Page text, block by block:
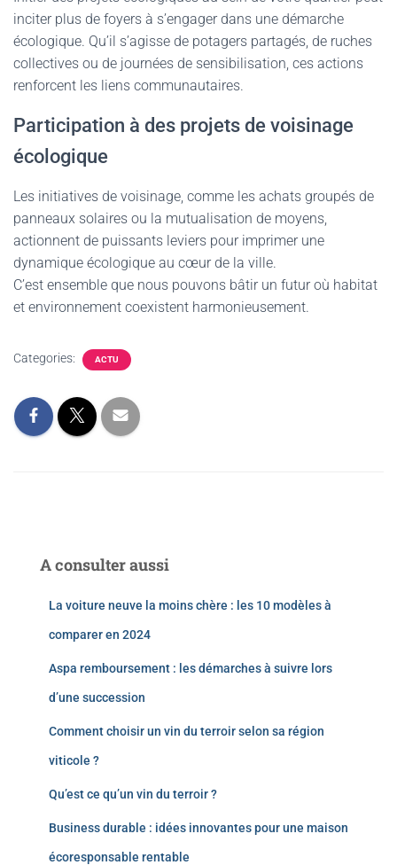
inciter plus de foyers à s’engager dans une démarche
écologique. Qu’il s’agisse de potagers partagés, de ruches
collectives ou de journées de sensibilisation, ces actions
renforcent les liens communautaires.
Participation à des projets de voisinage
écologique
Les initiatives de voisinage, comme les achats groupés de
panneaux solaires ou la mutualisation de moyens,
actionnent de puissants leviers pour imprimer une
dynamique écologique au cœur de la ville.
C’est ensemble que nous pouvons bâtir un futur où habitat
et environnement coexistent harmonieusement.
Categories: ACTU
A consulter aussi
La voiture neuve la moins chère : les 10 modèles à
comparer en 2024
Aspa remboursement : les démarches à suivre lors
d’une succession
Comment choisir un vin du terroir selon sa région
viticole ?
Qu’est ce qu’un vin du terroir ?
Business durable : idées innovantes pour une maison
écoresponsable rentable